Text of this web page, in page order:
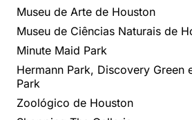
Museu de Arte de Houston
Museu de Ciências Naturais de
Minute Maid Park
Hermann Park, Discovery Green
Park
Zoológico de Houston